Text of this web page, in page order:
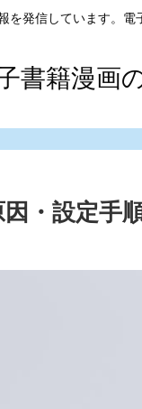
を発信しています。電
書籍漫画
・設定手